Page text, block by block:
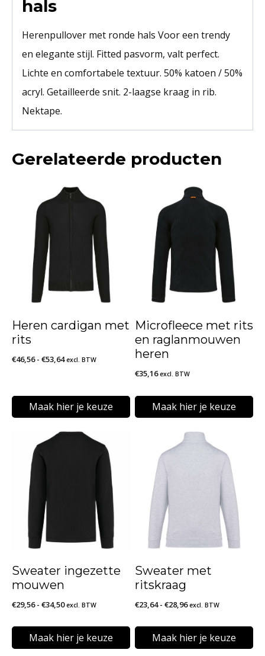
hals
Herenpullover met ronde hals Voor een trendy
en elegante stijl. Fitted pasvorm, valt perfect.
Lichte en comfortabele textuur. 50% katoen / 50%
acryl. Getailleerde snit. 2-laagse kraag in rib.
Nektape.
Gerelateerde producten
Heren cardigan met
rits
€46,56 - €53,64Prijsklasse:
€53,64
excl. BTW
Maak hier je keuze
product
heeft
meerdere
variaties.
optie
gekozen
Microfleece met rits
en raglanmouwen
heren
€35,16 excl. BTW
Maak hier je keuze
heeft
meerdere
variaties.
Deze
gekozen
Sweater ingezette
mouwen
€29,56 - €34,50Prijsklasse:
tot
€34,50
excl. BTW
Maak hier je keuze
Sweater met
ritskraag
€23,64 - €28,96Prijsklasse:
tot
€28,96
excl. BTW
Maak hier je keuze